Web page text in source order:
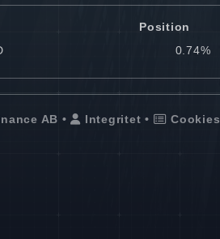
Position
0.74%
AB • Integritet • Cookies